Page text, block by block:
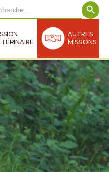
AUTRES
MISSIONS